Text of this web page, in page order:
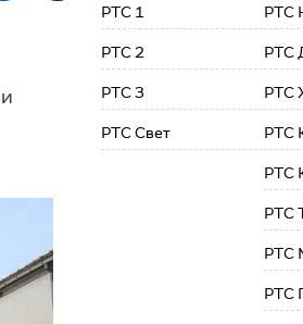
РТС 1
РТС 2
РТС 3
РТС Свет
РТС
РТС
РТС
РТС
РТС
РТС
РТС
РТС